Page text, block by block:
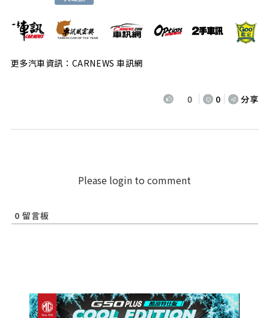
更多汽車資訊：CARNEWS 車訊網
0 0 分享
Please login to comment
0 留言板